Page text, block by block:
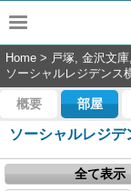
Home > 戸塚, 金沢文
ソーシャルレジデンス
概要 部屋
ソーシャルレジ
全て表示